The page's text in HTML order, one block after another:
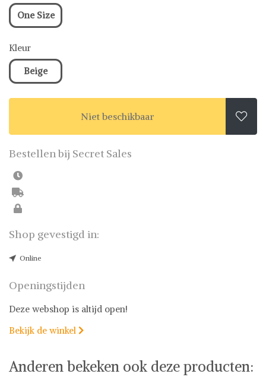
One Size
Kleur
Beige
Niet beschikbaar 
Bestellen bij Secret Sales
Shop gevestigd in:
Online
Openingstijden
Deze webshop is altijd open!
Bekijk de winkel 
Anderen bekeken ook deze producten: